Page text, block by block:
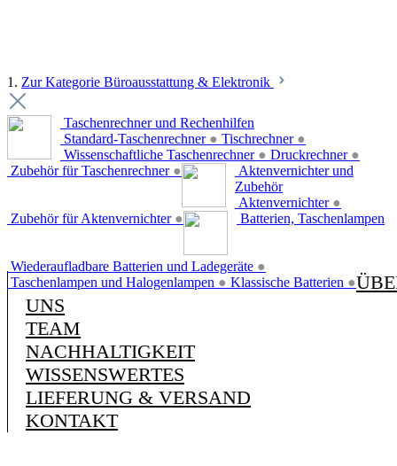
1. Zur Kategorie Büroausstattung & Elektronik
Taschenrechner und Rechenhilfen
Standard-Taschenrechner ● Tischrechner ●
Wissenschaftliche Taschenrechner ● Druckrechner ●
Zubehör für Taschenrechner ●
Aktenvernichter und
Zubehör
Aktenvernichter ●
Zubehör für Aktenvernichter ● Batterien, Taschenlampen
Wiederaufladbare Batterien und Ladegeräte ●
Taschenlampen und Halogenlampen ● Klassische Batterien ●
UNS
TEAM
NACHHALTIGKEIT
WISSENSWERTES
LIEFERUNG & VERSAND
KONTAKT